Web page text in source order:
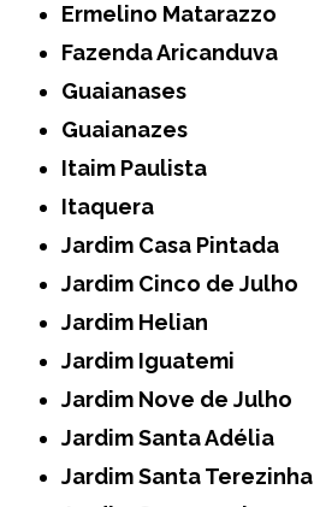
Ermelino Matarazzo
Fazenda Aricanduva
Guaianases
Guaianazes
Itaim Paulista
Itaquera
Jardim Casa Pintada
Jardim Cinco de Julho
Jardim Helian
Jardim Iguatemi
Jardim Nove de Julho
Jardim Santa Adélia
Jardim Santa Terezinha